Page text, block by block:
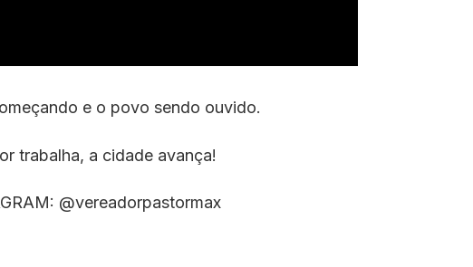
e o povo sendo ouvido.
trabalha, a cidade avança!
@vereadorpastormax